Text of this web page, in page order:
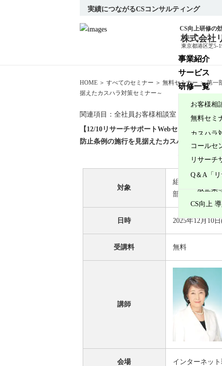
実績につながるCSコンサルティング
CS向上研修の
株式会社
東京都港区芝5-
事業紹介
サービス
研修一覧
お客様相
タマーセ
金融機関
店舗経営
官公庁・
セミナー
無料セミ
カスハラ
公開講座
講師の紹介
コールセ
紹介
官公庁・
一般企業
CS向上
会社紹介
リサーチ
Q＆A「リ
代表挨拶
HOME ＞ すべてのセミナー ＞ 無料セミナー ＞第一
据えたカスハラ対策セミナー～
関連項目： 全社員 お客様相談室・コールセン
【12/10リサーチサポートWebセミナー】第
防止条例の施行を見据えたカスハラ対策セミ
対象
組織としての
部門の皆さま)
日時 2025年12月10
受講料 無料
講師
会場 インターネッ